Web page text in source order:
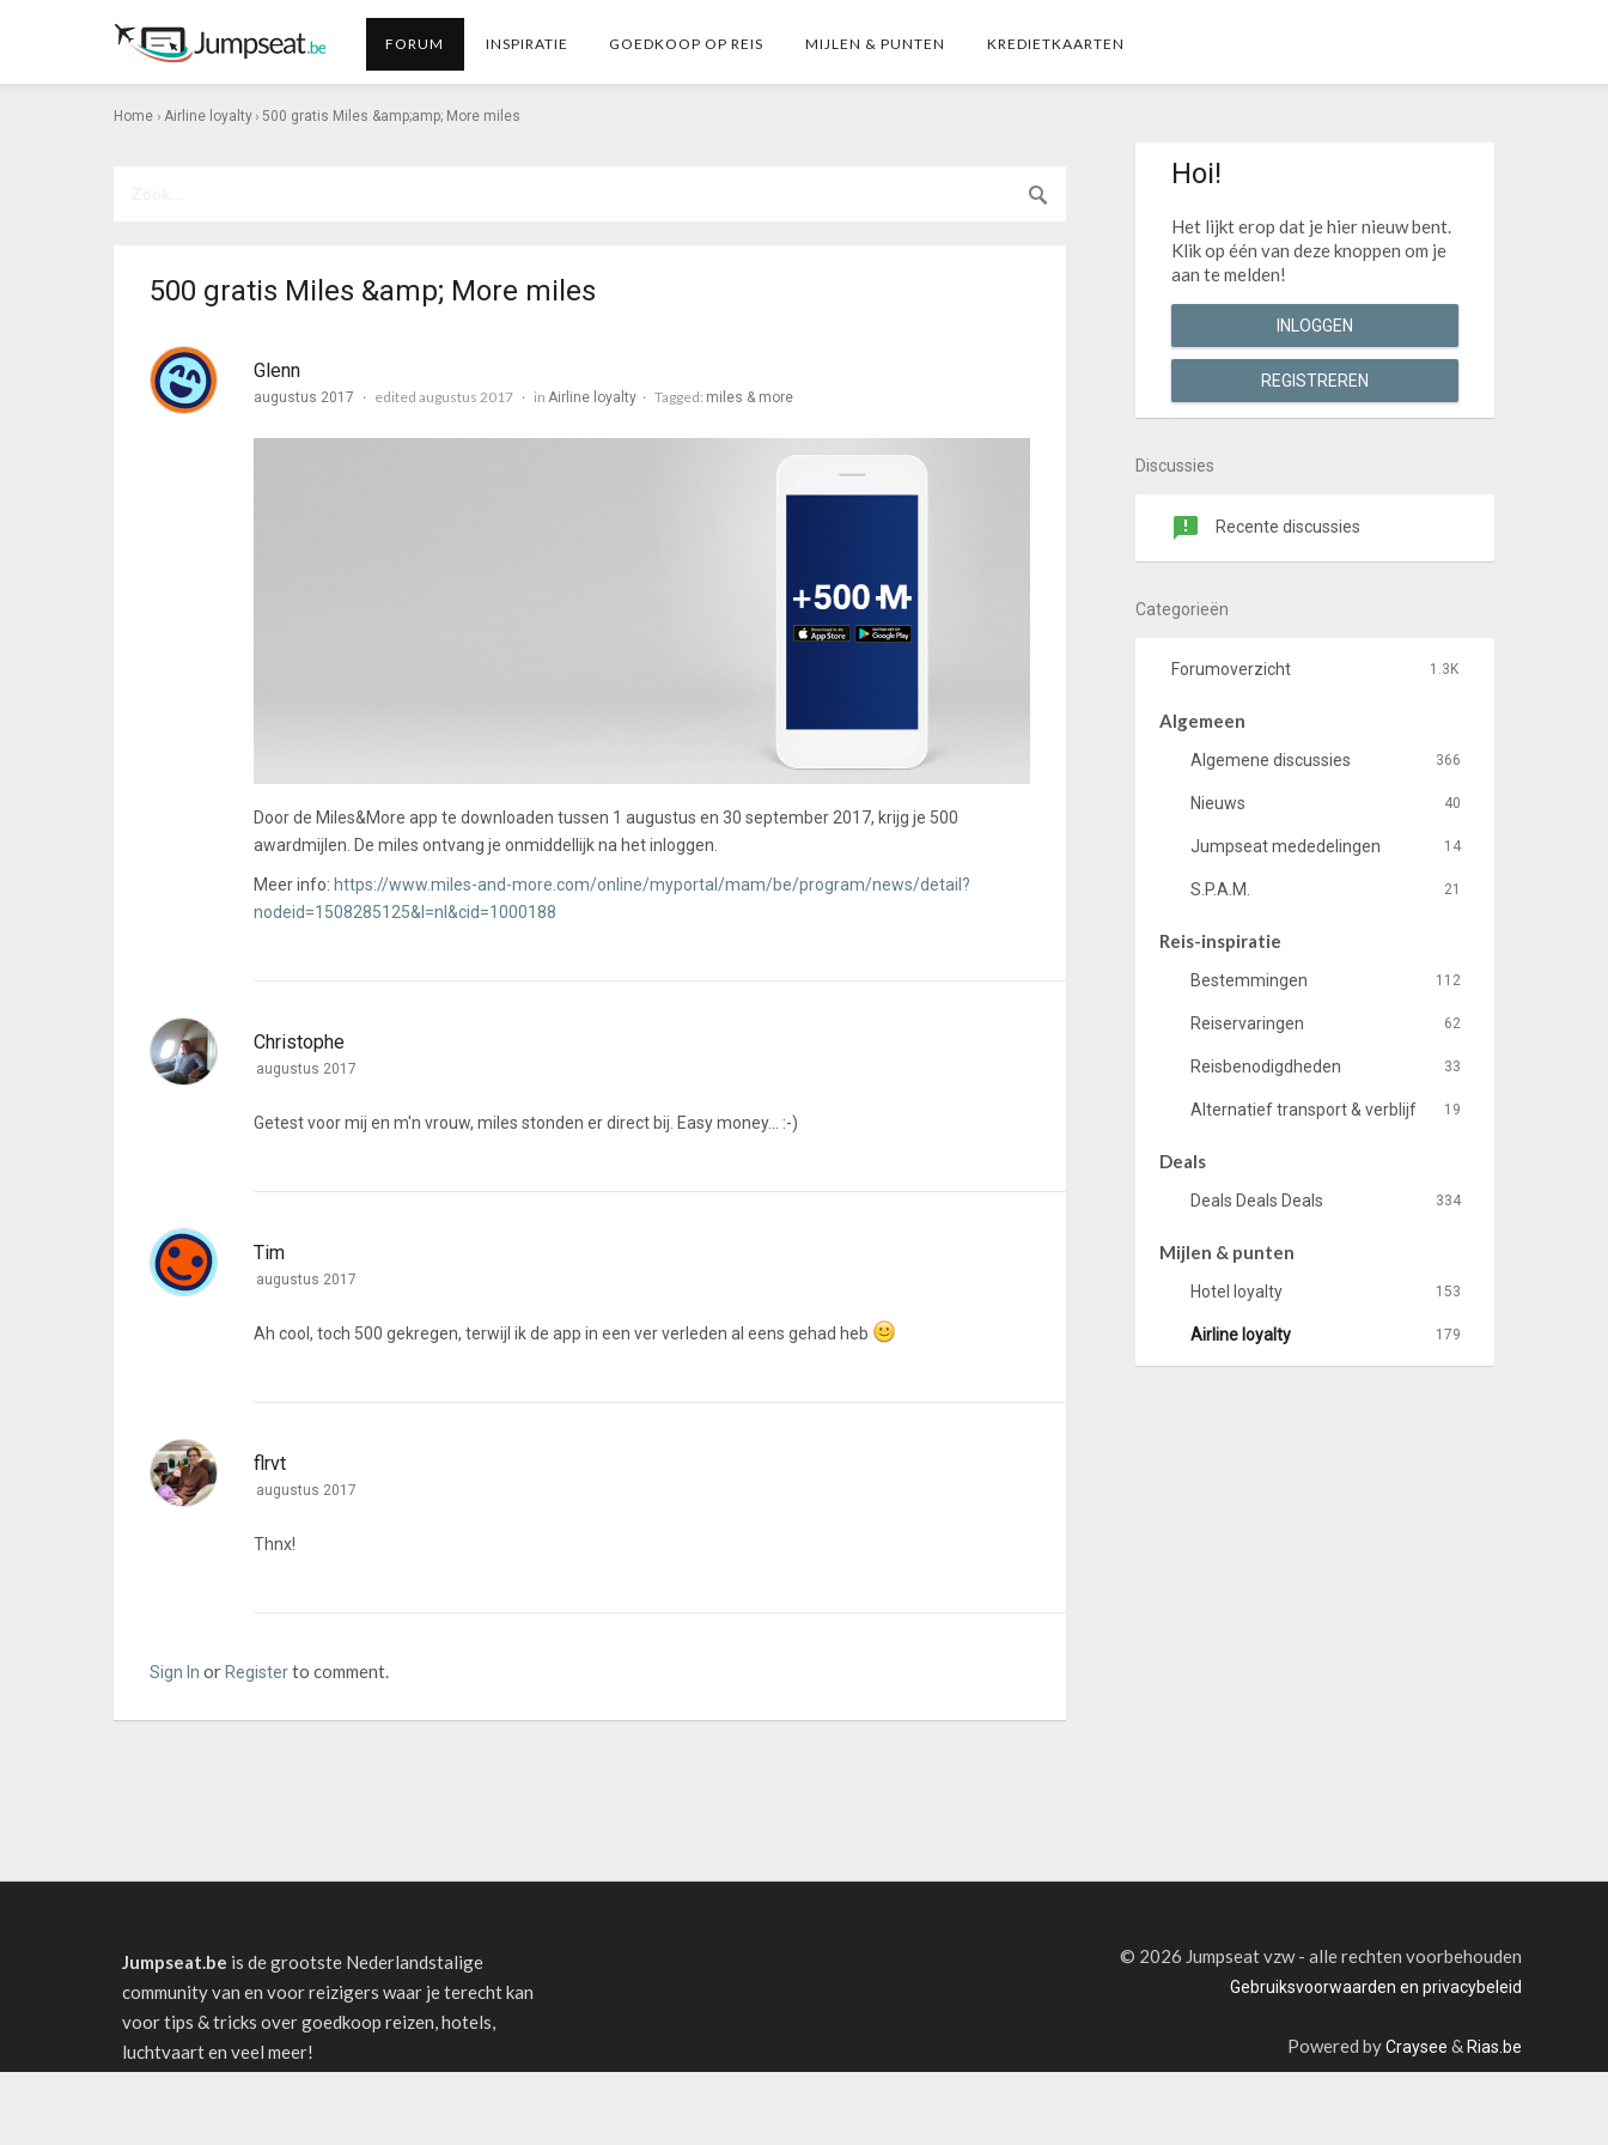
FORUM INSPIRATIE GOEDKOOP OP REIS MIJLEN & PUNTEN KREDIETKAARTEN
Home › Airline loyalty › 500 gratis Miles &amp;amp; More miles
500 gratis Miles &amp; More miles
Glenn
augustus 2017 edited augustus 2017 in Airline loyalty Tagged: miles & more
Door de Miles&More app te downloaden tussen 1 augustus en 30 september 2017, krijg je 500
awardmijlen. De miles ontvang je onmiddellijk na het inloggen.
Meer info: https://www.miles-and-more.com/online/myportal/mam/be/program/news/detail?
nodeid=1508285125&l=nl&cid=1000188
Christophe
augustus 2017
Getest voor mij en m'n vrouw, miles stonden er direct bij. Easy money... :-)
Tim
augustus 2017
Ah cool, toch 500 gekregen, terwijl ik de app in een ver verleden al eens gehad heb
flrvt
augustus 2017
Thnx!
Sign In or Registerto comment.
Hoi!
Het lijkt erop dat je hier nieuw bent.
Klik op één van deze knoppen om je
aan te melden!
INLOGGEN
REGISTREREN
Discussies
Recente discussies
Categorieën
1.3K
Forumoverzicht
Algemeen
366
Algemene discussies
40
Nieuws
14
Jumpseat mededelingen
21
S.P.A.M.
Reis-inspiratie
112
Bestemmingen
62
Reiservaringen
33
Reisbenodigdheden
19
Alternatief transport & verblijf
Deals
334
Deals Deals Deals
Mijlen & punten
153
Hotel loyalty
179
Airline loyalty
Jumpseat.be is de grootste Nederlandstalige
community van en voor reizigers waar je terecht kan
voor tips & tricks over goedkoop reizen, hotels,
luchtvaart en veel meer!
© 2026 Jumpseat vzw - alle rechten voorbehouden
Gebruiksvoorwaarden en privacybeleid
Powered byCraysee & Rias.be